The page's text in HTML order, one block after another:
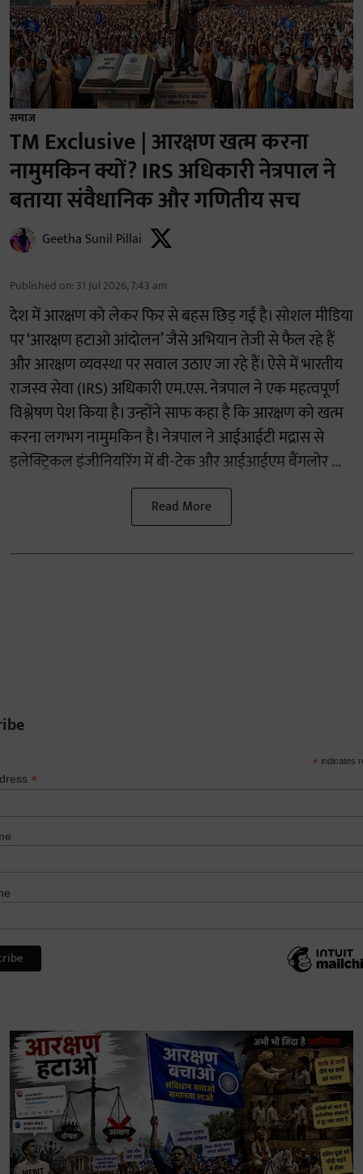
समाज
TM Exclusive | आरक्षण खत्म करना
नामुमकिन क्यों? IRS अधिकारी नेत्रपाल ने
बताया संवैधानिक और गणितीय सच
Geetha Sunil Pillai
Published on: 31 Jul 2026, 7:43 am
देश में आरक्षण को लेकर फिर से बहस छिड़ गई है। सोशल मीडिया
पर ‘आरक्षण हटाओ आंदोलन’ जैसे अभियान तेजी से फैल रहे हैं
और आरक्षण व्यवस्था पर सवाल उठाए जा रहे हैं। ऐसे में भारतीय
राजस्व सेवा (IRS) अधिकारी एम.एस. नेत्रपाल ने एक महत्वपूर्ण
विश्लेषण पेश किया है। उन्होंने साफ कहा है कि आरक्षण को खत्म
करना लगभग नामुमकिन है। नेत्रपाल ने आईआईटी मद्रास से
इलेक्ट्रिकल इंजीनियरिंग में बी-टेक और आईआईएम बैंगलोर ...
Read More
* indicates
*